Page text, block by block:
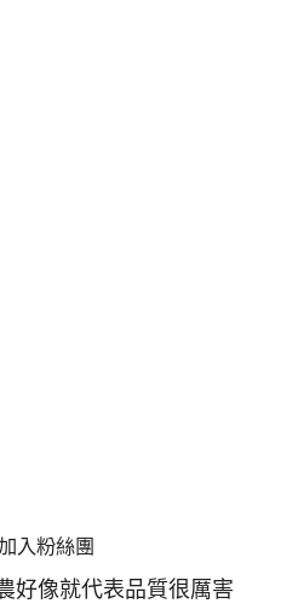
入粉絲團
好像就代表品質很厲害